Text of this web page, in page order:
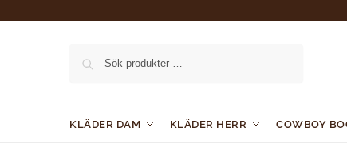
KLÄDER DAM KLÄDER HERR COWBOY